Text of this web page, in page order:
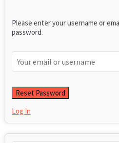
Please enter your username or
password.
Log In